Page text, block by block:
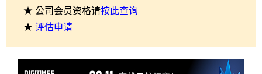
★ 公司会员资格请按此查询
★ 评估申请